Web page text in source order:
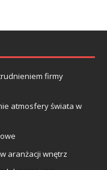
firmy
atmosfery świata w
aranżacji wnętrz